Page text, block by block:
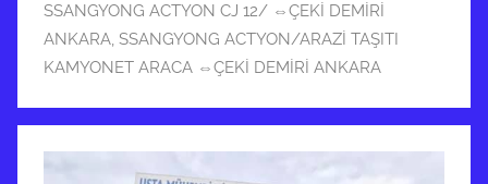
m
i
ş
SSANGYONG ACTYON CJ 12/ ⇔ÇEKİ DEMİRİ
ANKARA, SSANGYONG ACTYON/ARAZİ TAŞITI
KAMYONET ARACA ⇔ÇEKİ DEMİRİ ANKARA